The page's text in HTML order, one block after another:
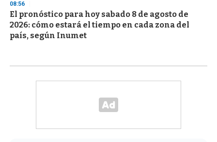
08:56
El pronóstico para hoy sabado 8 de agosto de
2026: cómo estará el tiempo en cada zona del
país, según Inumet